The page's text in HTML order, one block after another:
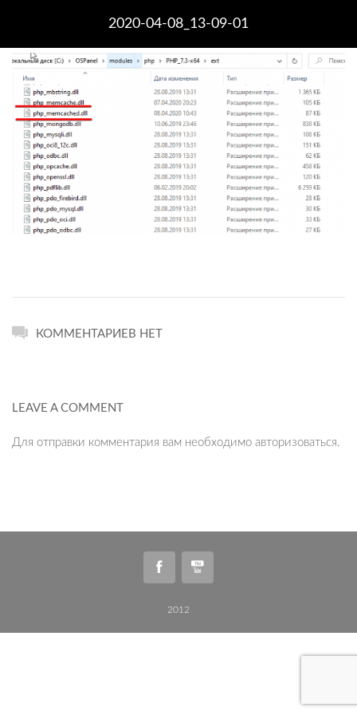
2020-04-08_13-09-01
КОММЕНТАРИЕВ НЕТ
LEAVE A COMMENT
Для отправки комментария вам необходимо авторизоваться.
2012